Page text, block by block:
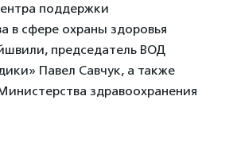
поддержки
в сфере охраны здоровья
председатель ВОД
Павел Савчук, а также
здравоохранения